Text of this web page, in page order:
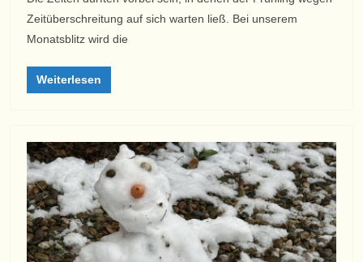
Zeitüberschreitung auf sich warten ließ. Bei unserem
Monatsblitz wird die
Weiterlesen